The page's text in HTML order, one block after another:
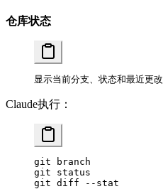
仓库状态
显示当前分支、状态和最近更改
Claude执行：
git branch
git status
git diff --stat